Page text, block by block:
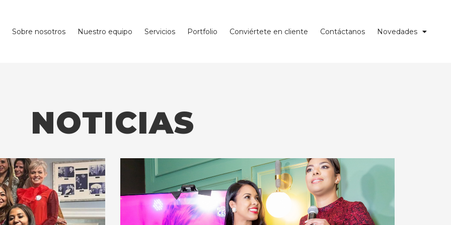
Sobre nosotros Nuestro equipo Servicios Portfolio Conviértete en cliente Contáctanos Novedades
NOTICIAS